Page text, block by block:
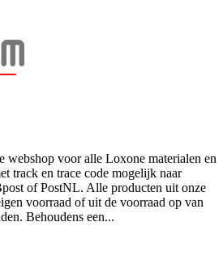
webshop voor alle Loxone materialen en
track en trace code mogelijk naar
of PostNL. Alle producten uit onze
voorraad of uit de voorraad op van
Behoudens een...